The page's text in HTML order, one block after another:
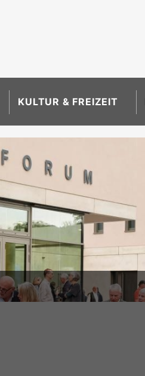
KULTUR & FREIZEIT